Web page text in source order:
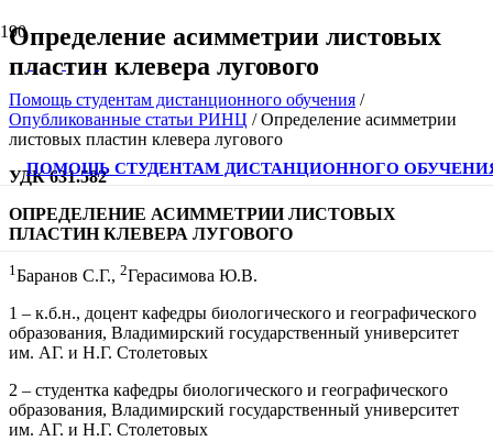
ПОМОЩЬ СТУДЕНТАМ ДИСТАНЦИОННОГО
Определение асимметрии листовых
пластин клевера лугового
Помощь студентам дистанционного обучения /
Опубликованные статьи РИНЦ /Определение асимметрии
листовых пластин клевера лугового
УДК 631.582
ОПРЕДЕЛЕНИЕ АСИММЕТРИИ ЛИСТОВЫХ
ПЛАСТИН КЛЕВЕРА ЛУГОВОГО
1 Баранов С.Г., 2Герасимова Ю.В.
1 – к.б.н., доцент кафедры биологического и географического
образования, Владимирский государственный университет
им. АГ. и Н.Г. Столетовых
2 – студентка кафедры биологического и географического
образования, Владимирский государственный университет
им. АГ. и Н.Г. Столетовых